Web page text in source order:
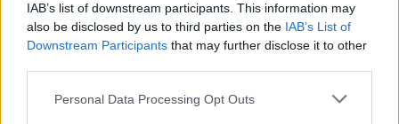
IAB’s list of downstream participants. This information may
also be disclosed by us to third parties on the IAB’s List of
Downstream Participants that may further disclose it to other
Personal Data Processing Opt Outs
2025-12-05
Credito d'imposta sugli investimenti pubblicitari
incrementali su quotidiani, periodici e sulle emittenti
televisive e r
1.815 euro